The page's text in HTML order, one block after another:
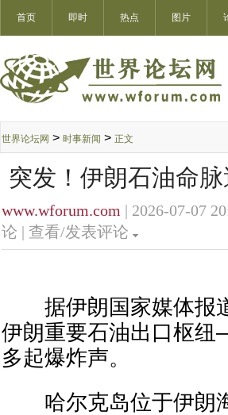
首页 即时 热点 图片
世界论坛网 > 时事新闻 > 正文
突发！伊朗石油命
www.wforum.com | 2026-07-07
论 | 查看/发表评论
据伊朗国家媒体报道
伊朗重要石油出口枢
多起爆炸声。
哈尔克岛位于伊朗